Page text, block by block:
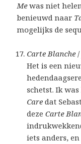
Me was niet
benieuwd naar
mogelijks de
Carte Blanche
Het is een
schetst. Ik
Care dat
dezeCarte
iets anders,